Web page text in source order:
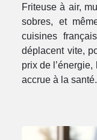
Friteuse à air,
sobres, et
cuisines
déplacent vite,
prix de
accrue à la